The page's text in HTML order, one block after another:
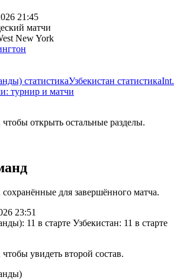
21:45
матчи
New York
статистикаУзбекистан статистикаInt.
турнир и матчи
чтобы открыть остальные разделы.
для завершённого матча.
23:51
11 в старте Узбекистан: 11 в старте
увидеть второй состав.